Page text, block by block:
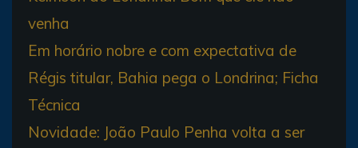
venha
Em horário nobre e com expectativa de
Régis titular, Bahia pega o Londrina; Ficha
Técnica
Novidade: João Paulo Penha volta a ser